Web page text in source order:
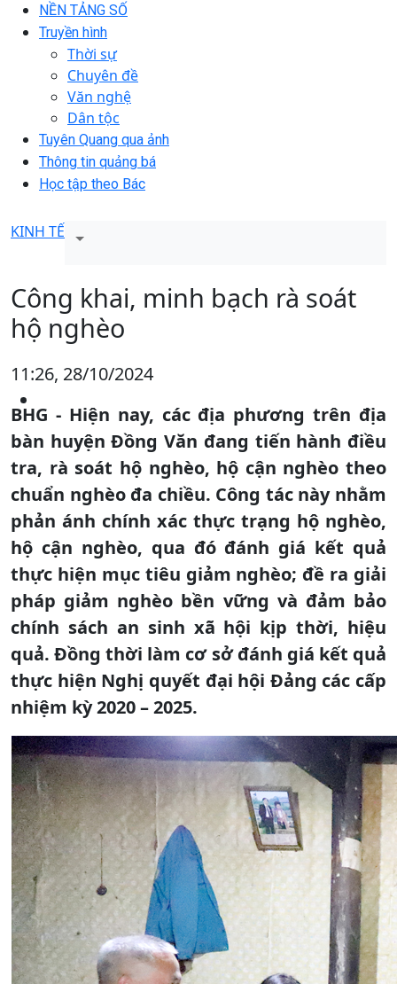
NỀN TẢNG SỐ
Truyền hình
Thời sự
Chuyên đề
Văn nghệ
Dân tộc
Tuyên Quang qua ảnh
Thông tin quảng bá
Học tập theo Bác
KINH TẾ
Công khai, minh bạch rà soát
hộ nghèo
11:26, 28/10/2024
BHG - Hiện nay, các địa phương trên địa
bàn huyện Đồng Văn đang tiến hành điều
tra, rà soát hộ nghèo, hộ cận nghèo theo
chuẩn nghèo đa chiều. Công tác này nhằm
phản ánh chính xác thực trạng hộ nghèo,
hộ cận nghèo, qua đó đánh giá kết quả
thực hiện mục tiêu giảm nghèo; đề ra giải
pháp giảm nghèo bền vững và đảm bảo
chính sách an sinh xã hội kịp thời, hiệu
quả. Đồng thời làm cơ sở đánh giá kết quả
thực hiện Nghị quyết đại hội Đảng các cấp
nhiệm kỳ 2020 – 2025.